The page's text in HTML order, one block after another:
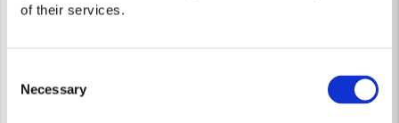
of their services.
Selection
Necessary